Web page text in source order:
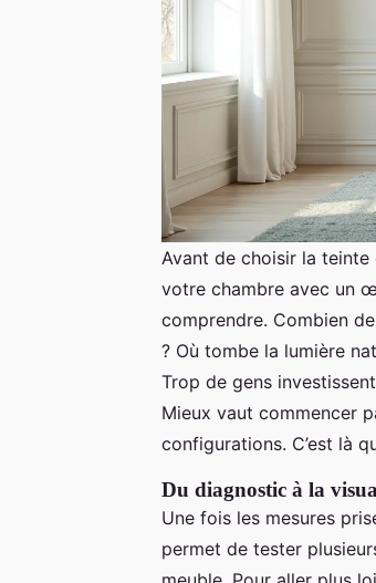
Avant de choisir la
votre chambre avec un
comprendre. Combien
? Où tombe la lumière
Trop de gens
Mieux vaut commencer
configurations. C’est là
Du diagnostic à la
Une fois les mesures
permet de tester